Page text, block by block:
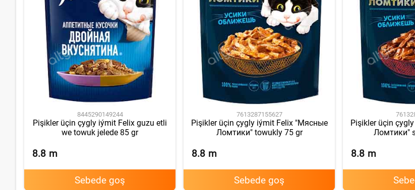
8445290149244
Pişikler üçin çygly iýmit Felix guzu etli
we towuk jelede 85 gr
8.8 m
Sebede goş
7613287155627
Pişikler üçin çygly iýmit Felix "Мясные
Ломтики" towukly 75 gr
8.8 m
Sebede goş
Pişikler üçin
Ломтики"
8.8 m